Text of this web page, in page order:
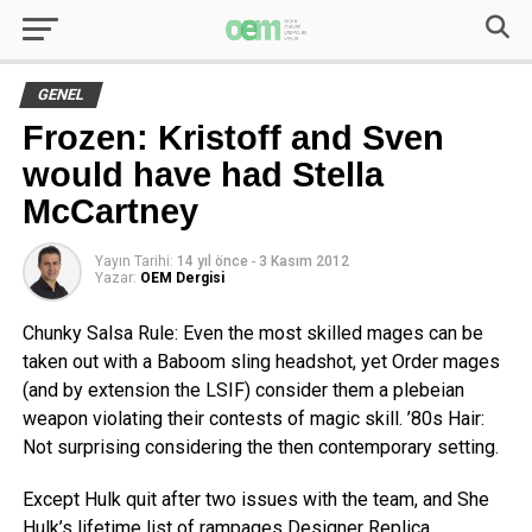
GENEL
Frozen: Kristoff and Sven
would have had Stella
McCartney
Yayın Tarihi: 14 yıl önce - 3 Kasım 2012
Yazar: OEM Dergisi
Chunky Salsa Rule: Even the most skilled mages can be
taken out with a Baboom sling headshot, yet Order mages
(and by extension the LSIF) consider them a plebeian
weapon violating their contests of magic skill. ’80s Hair:
Not surprising considering the then contemporary setting.
Except Hulk quit after two issues with the team, and She